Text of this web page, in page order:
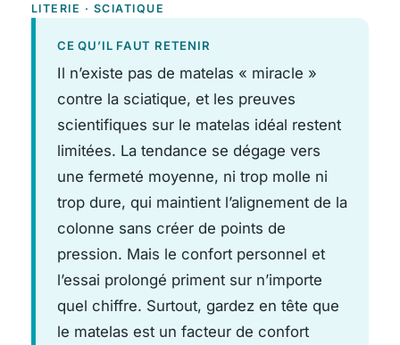
LITERIE · SCIATIQUE
CE QU’IL FAUT RETENIR
Il n’existe pas de matelas « miracle »
contre la sciatique, et les preuves
scientifiques sur le matelas idéal restent
limitées. La tendance se dégage vers
une fermeté moyenne, ni trop molle ni
trop dure, qui maintient l’alignement de la
colonne sans créer de points de
pression. Mais le confort personnel et
l’essai prolongé priment sur n’importe
quel chiffre. Surtout, gardez en tête que
le matelas est un facteur de confort